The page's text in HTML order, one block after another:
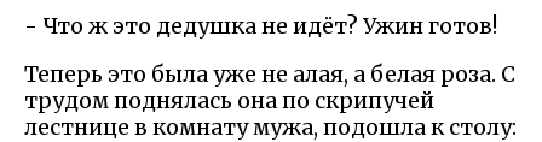
- Что ж это дедушка не идёт? Ужин готов!
Теперь это была уже не алая, а белая роза. С
трудом поднялась она по скрипучей
лестнице в комнату мужа, подошла к столу: